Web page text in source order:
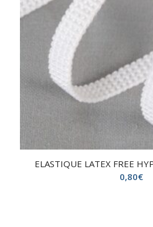
ELASTIQUE LATEX FREE
0,80€